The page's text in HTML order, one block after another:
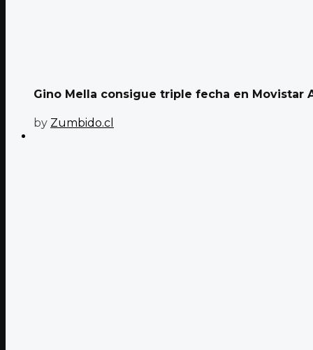
Gino Mella consigue triple fecha en Movistar
by Zumbido.cl